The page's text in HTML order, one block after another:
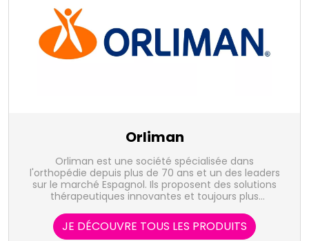
Orliman
Orliman est une société spécialisée dans
l'orthopédie depuis plus de 70 ans et un des leaders
sur le marché Espagnol. Ils proposent des solutions
thérapeutiques innovantes et toujours plus
votre mobilité.
JE DÉCOUVRE TOUS LES PRODUITS